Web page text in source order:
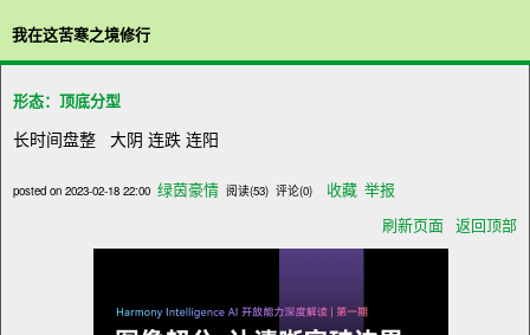
我在这苦寒之境修行
形态：顶底分型
长时间盘整 大阴 连跌 连阳
posted on 2023-02-18 22:00 绿茵豪情 阅读(53) 评论(0) 收藏 举报
刷新页面 返回顶部